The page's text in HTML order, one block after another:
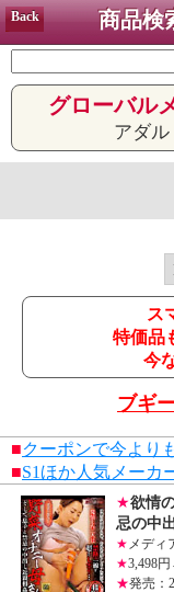
Back 商品検
グローバル
アダ
ス
特価品
今
ブギ
■クーポンで今より
■S1ほか人気メーカ
★欲情
忌の中
★ メディ
★3,498
★発売：